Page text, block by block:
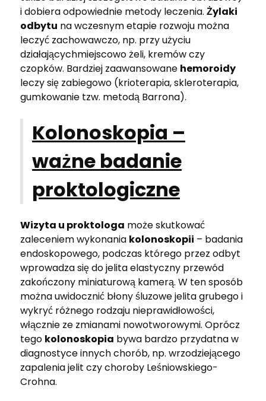
i dobiera odpowiednie metody leczenia. Żylaki
odbytu na wczesnym etapie rozwoju można
leczyć zachowawczo, np. przy użyciu
działającychmiejscowo żeli, kremów czy
czopków. Bardziej zaawansowane hemoroidy
leczy się zabiegowo (krioterapia, skleroterapia,
gumkowanie tzw. metodą Barrona).
Kolonoskopia –
ważne badanie
proktologiczne
Wizyta u proktologa może skutkować
zaleceniem wykonania kolonoskopii – badania
endoskopowego, podczas którego przez odbyt
wprowadza się do jelita elastyczny przewód
zakończony miniaturową kamerą. W ten sposób
można uwidocznić błony śluzowe jelita grubego i
wykryć różnego rodzaju nieprawidłowości,
włącznie ze zmianami nowotworowymi. Oprócz
tego kolonoskopia bywa bardzo przydatna w
diagnostyce innych chorób, np. wrzodziejącego
zapalenia jelit czy choroby Leśniowskiego-
Crohna.